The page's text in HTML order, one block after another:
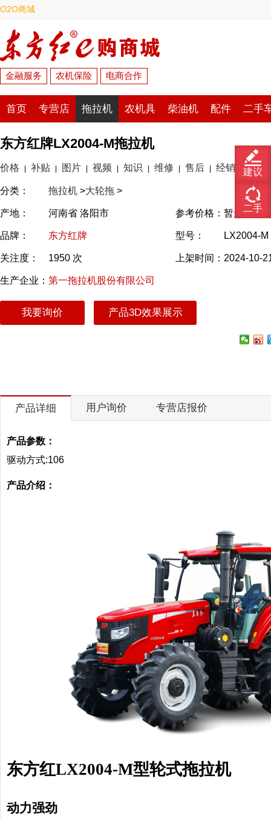
O2O商城
金融服务 农机保险 电商合作
首页 专营店 拖拉机 农机具 柴油机 配件 二手
东方红牌LX2004-M拖拉机
价格 补贴 图片 视频 知识 维修 售后 经销商
分类： 拖拉机 >大轮拖 >
产地： 河南省 洛阳市 参考价格： 暂无报价
品牌： 东方红牌 型号： LX2004-M
关注度： 1950 次 上架时间： 2024-10-
生产企业： 第一拖拉机股份有限公司
我要询价 产品3D效果展示
产品详细 用户询价 专营店报价
产品参数：
驱动方式:106
产品介绍：
东方红LX2004-M型轮式拖拉机
动力强劲
建议
二手